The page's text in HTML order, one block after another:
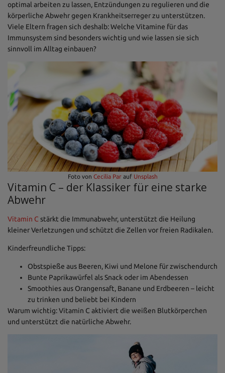
optimal arbeiten zu lassen, Entzündungen zu regulieren und die
körperliche Abwehr gegen Krankheitserreger zu unterstützen.
Viele Eltern fragen sich deshalb: Welche Vitamine für das
Immunsystem sind besonders wichtig und wie lassen sie sich
sinnvoll im Alltag einbauen?
Foto von Cecilia Parauf Unsplash
Vitamin C – der Klassiker für eine starke
Abwehr
Vitamin C stärkt die Immunabwehr, unterstützt die Heilung
kleiner Verletzungen und schützt die Zellen vor freien Radikalen.
Kinderfreundliche Tipps:
Obstspieße aus Beeren, Kiwi und Melone für zwischendurch
Bunte Paprikawürfel als Snack oder im Abendessen
Smoothies aus Orangensaft, Banane und Erdbeeren – leicht
zu trinken und beliebt bei Kindern
Warum wichtig: Vitamin C aktiviert die weißen Blutkörperchen
und unterstützt die natürliche Abwehr.